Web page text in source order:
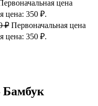
цена
цена: 350 ₽.
₽ Первоначальная цена
цена: 350 ₽.